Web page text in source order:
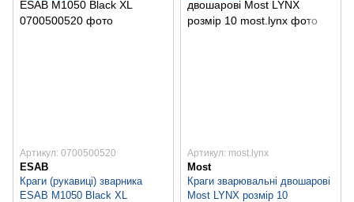
Артикул: 0700500520
ESAB
Краги (рукавиці) зварника
ESAB М1050 Black XL
Артикул: most.lynx
Most
Краги зварювальні двошарові
Most LYNX розмір 10